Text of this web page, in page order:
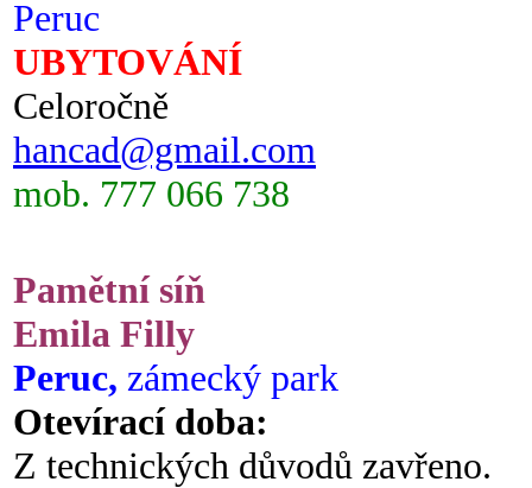
Peruc
UBYTOVÁNÍ
Celoročně
hancad@gmail.com
mob. 777 066 738
Pamětní síň
Emila Filly
Peruc, zámecký park
Otevírací doba:
Z technických důvodů zavřeno.